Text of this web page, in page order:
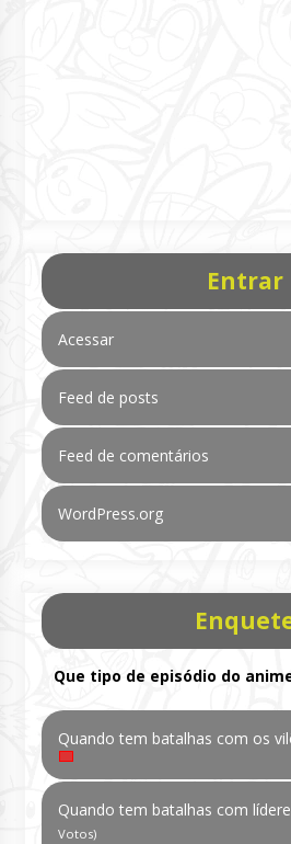
Entrar
Acessar
Feed de posts
Feed de comentários
WordPress.org
Que tipo de episódio do
Quando tem batalhas com os
Quando tem batalhas com
Votos)